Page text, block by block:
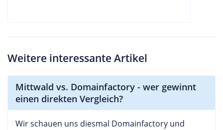
Weitere interessante Artikel
Mittwald vs. Domainfactory - wer gewinnt
einen direkten Vergleich?
Wir schauen uns diesmal Domainfactory und